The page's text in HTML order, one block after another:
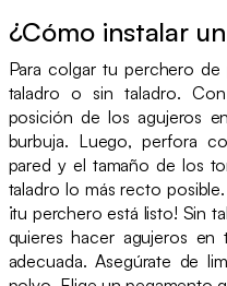
¿Cómo instalar
Para colgar tu perchero
taladro o sin taladro.
posición de los agujeros
burbuja. Luego, perfora
pared y el tamaño de los
taladro lo más recto
¡tu perchero está listo! Sin
quieres hacer agujeros
adecuada. Asegúrate de